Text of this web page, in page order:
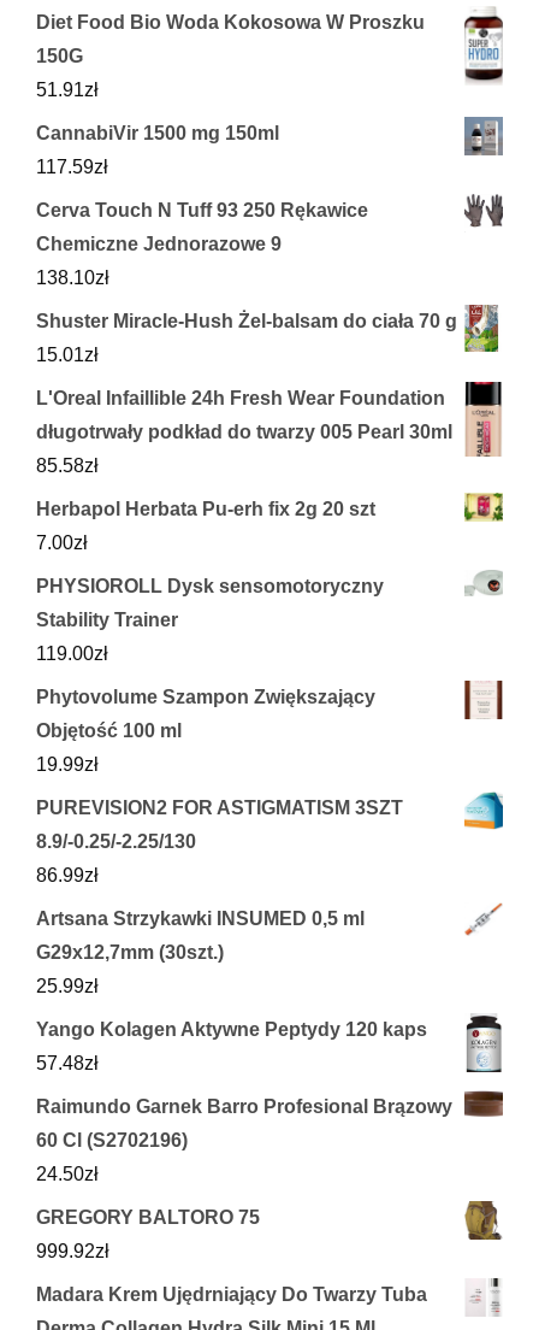
Diet Food Bio Woda Kokosowa W Proszku
150G
51.91zł
CannabiVir 1500 mg 150ml
117.59zł
Cerva Touch N Tuff 93 250 Rękawice
Chemiczne Jednorazowe 9
138.10zł
Shuster Miracle-Hush Żel-balsam do ciała 70 g
15.01zł
L'Oreal Infaillible 24h Fresh Wear Foundation
długotrwały podkład do twarzy 005 Pearl 30ml
85.58zł
Herbapol Herbata Pu-erh fix 2g 20 szt
7.00zł
PHYSIOROLL Dysk sensomotoryczny
Stability Trainer
119.00zł
Phytovolume Szampon Zwiększający
Objętość 100 ml
19.99zł
PUREVISION2 FOR ASTIGMATISM 3SZT
8.9/-0.25/-2.25/130
86.99zł
Artsana Strzykawki INSUMED 0,5 ml
G29x12,7mm (30szt.)
25.99zł
Yango Kolagen Aktywne Peptydy 120 kaps
57.48zł
Raimundo Garnek Barro Profesional Brązowy
60 Cl (S2702196)
24.50zł
GREGORY BALTORO 75
999.92zł
Madara Krem Ujędrniający Do Twarzy Tuba